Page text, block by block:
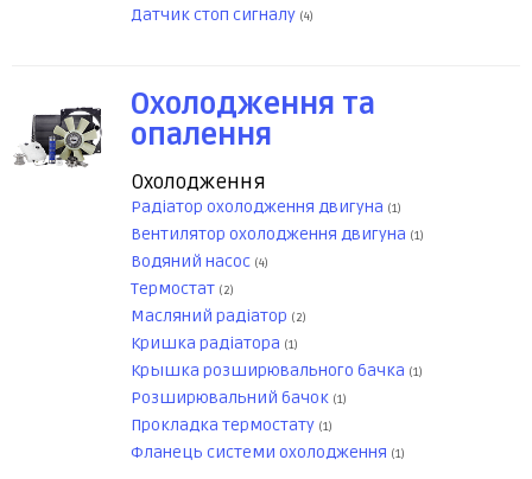
Датчик стоп сигналу (4)
Охолодження та
опалення
Охолодження
Радіатор охолодження двигуна (1)
Вентилятор охолодження двигуна (1)
Водяний насос (4)
Термостат (2)
Масляний радіатор (2)
Кришка радіатора (1)
Крышка розширювального бачка (1)
Розширювальний бачок (1)
Прокладка термостату (1)
Фланець системи охолодження (1)